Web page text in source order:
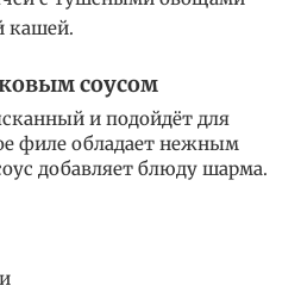
кашей.
соусом
и подойдёт для
филе обладает нежным
добавляет блюду шарма.